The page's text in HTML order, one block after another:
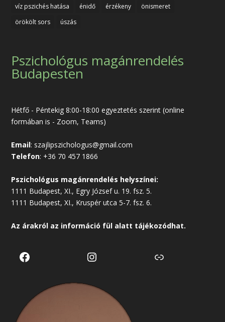
víz pszichés hatása
énidő érzékeny
önismeret
örökölt sors
úszás
Pszichológus magánrendelés
Budapesten
Hétfő - Péntekig 8:00-18:00 egyeztetés szerint (online
formában is - Zoom, Teams)
Email: szajlipszichologus@gmail.com
Telefon: +36 70 457 1866
Pszichológus magánrendelés helyszínei:
1111 Budapest, XI., Egry József u. 19. fsz. 5.
1111 Budapest, XI., Kruspér utca 5-7. fsz. 6.
Az árakról az információ fül alatt tájékozódhat.
Facebook Instagram Link